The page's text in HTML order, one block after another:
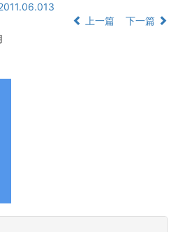
上一篇
下一篇